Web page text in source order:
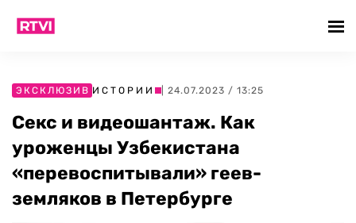
ЭКСКЛЮЗИВ ИСТОРИИ | 24.07.2023 / 13:25
Секс и видеошантаж. Как
уроженцы Узбекистана
«перевоспитывали» геев-
земляков в Петербурге